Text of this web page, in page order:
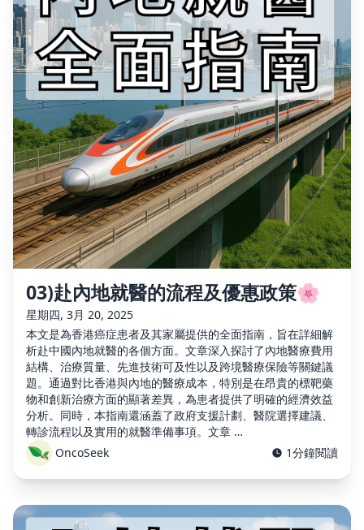
03)赴內地就醫的流程及優惠政策🌸
星期四, 3月 20, 2025
本文是為香港癌症患者及其家屬提供的全面指南，旨在詳細解
析赴中國內地就醫的各個方面。文章深入探討了內地醫療費用
結構、治療質量、先進技術可及性以及跨境醫療保險等關鍵議
題。通過對比香港與內地的醫療成本，特別是在昂貴的標靶藥
物和創新治療方面的顯著差異，為患者提供了明確的經濟效益
分析。同時，本指南還涵蓋了政府支援計劃、醫院選擇建議、
轉診流程以及實用的就醫準備事項。文章 …
OncoSeek
1分鐘閱讀